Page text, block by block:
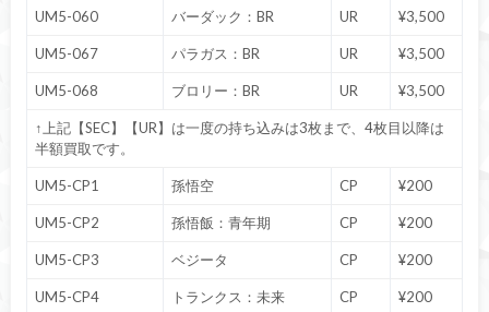
UM5-060 バーダック：BR UR ¥3,500
UM5-067 パラガス：BR UR ¥3,500
UM5-068 ブロリー：BR UR ¥3,500
↑上記【SEC】【UR】は一度の持ち込みは3枚まで、4枚目以降は
半額買取です。
UM5-CP1 孫悟空 CP ¥200
UM5-CP2 孫悟飯：青年期 CP ¥200
UM5-CP3 ベジータ CP ¥200
UM5-CP4 トランクス：未来 CP ¥200